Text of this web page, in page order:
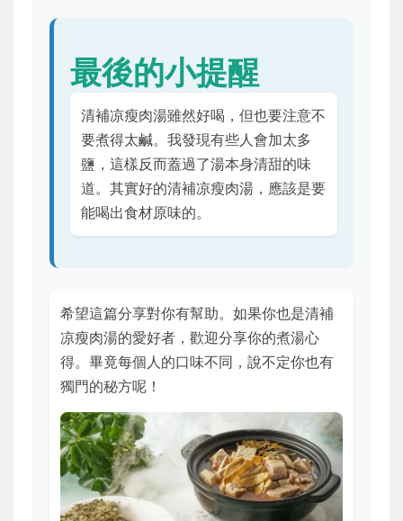
最後的小提醒
清補凉瘦肉湯雖然好喝，但也要注意不
要煮得太鹹。我發現有些人會加太多
鹽，這樣反而蓋過了湯本身清甜的味
道。其實好的清補凉瘦肉湯，應該是要
能喝出食材原味的。
希望這篇分享對你有幫助。如果你也是清補
凉瘦肉湯的愛好者，歡迎分享你的煮湯心
得。畢竟每個人的口味不同，說不定你也有
獨門的秘方呢！